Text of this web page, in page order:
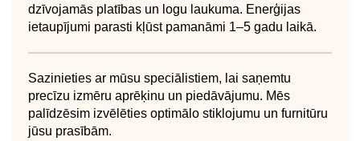
dzīvojamās platības un logu laukuma. Enerģijas
ietaupījumi parasti kļūst pamanāmi 1–5 gadu laikā.
Sazinieties ar mūsu speciālistiem, lai saņemtu
precīzu izmēru aprēķinu un piedāvājumu. Mēs
palīdzēsim izvēlēties optimālo stiklojumu un furnitūru
jūsu prasībām.